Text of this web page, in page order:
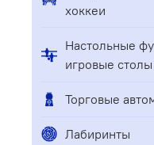
хоккеи
Настольные
игровые
Торговые
Лабиринты